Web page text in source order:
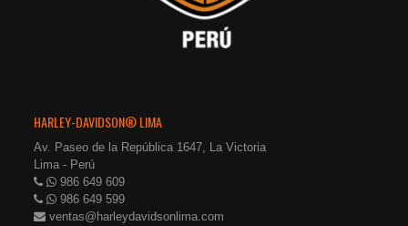
HARLEY-DAVIDSON® LIMA
Av. Paseo de la República 1647, La Victoria
Lima - Perú
986 649 609
986 649 599
ventas@harleydavidsonlima.com